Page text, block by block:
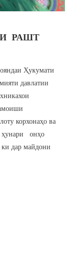
РАШТ
Ҳукумати
давлатии
корхонаҳо ва
ҳунари онҳо
ки дар майдони